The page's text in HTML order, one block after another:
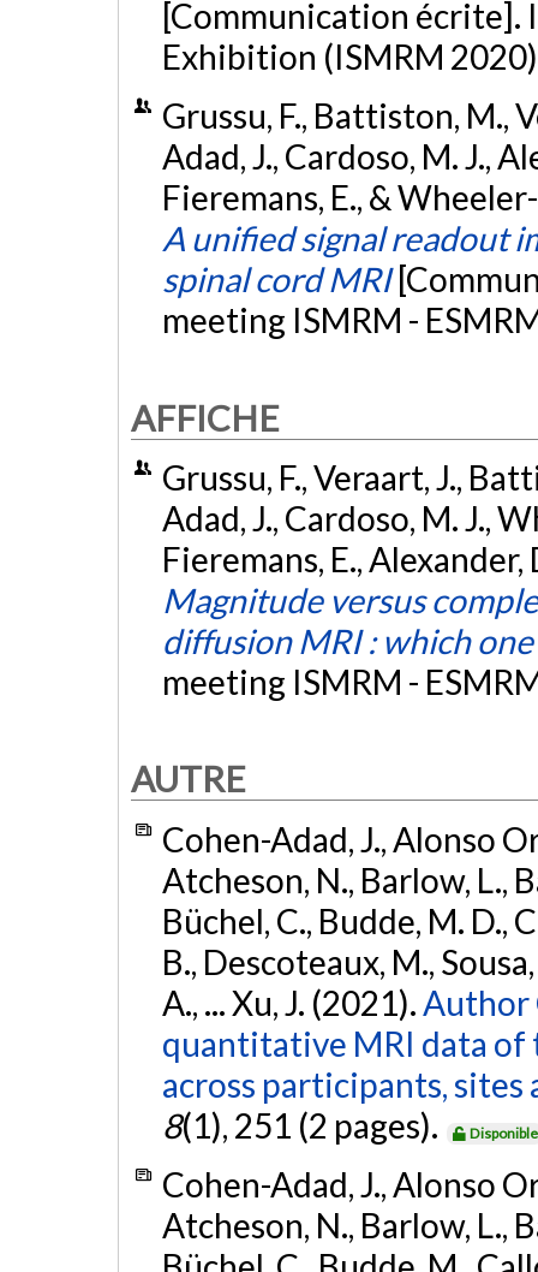
[Communication écrite].
Exhibition (ISMRM
Grussu, F., Battiston, M.,
Adad, J., Cardoso, M. J.,
Fieremans, E., &
A unified signal readout
spinal cord MRI
meeting ISMRM -
AFFICHE
Grussu, F., Veraart, J.,
Adad, J., Cardoso, M. J.,
Fieremans, E.,
Magnitude versus
diffusion MRI : which one
meeting ISMRM -
AUTRE
Cohen-Adad, J., Alonso
Atcheson, N., Barlow, L.,
Büchel, C., Budde, M. D.,
B., Descoteaux, M.,
A., ... Xu, J. (2021). Author
quantitative MRI data
across participants,
8(1), 251 (2 pages). Disponible
Cohen-Adad, J., Alonso
Atcheson, N., Barlow, L.,